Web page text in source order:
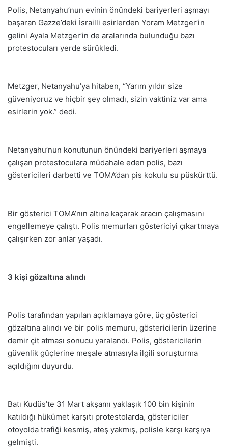
Polis, Netanyahu’nun evinin önündeki bariyerleri aşmayı
başaran Gazze’deki İsrailli esirlerden Yoram Metzger’in
gelini Ayala Metzger’in de aralarında bulunduğu bazı
protestocuları yerde sürükledi.
Metzger, Netanyahu’ya hitaben, “Yarım yıldır size
güveniyoruz ve hiçbir şey olmadı, sizin vaktiniz var ama
esirlerin yok.” dedi.
Netanyahu’nun konutunun önündeki bariyerleri aşmaya
çalışan protestoculara müdahale eden polis, bazı
göstericileri darbetti ve TOMA’dan pis kokulu su püskürttü.
Bir gösterici TOMA’nın altına kaçarak aracın çalışmasını
engellemeye çalıştı. Polis memurları göstericiyi çıkartmaya
çalışırken zor anlar yaşadı.
3 kişi gözaltına alındı
Polis tarafından yapılan açıklamaya göre, üç gösterici
gözaltına alındı ve bir polis memuru, göstericilerin üzerine
demir çit atması sonucu yaralandı. Polis, göstericilerin
güvenlik güçlerine meşale atmasıyla ilgili soruşturma
açıldığını duyurdu.
Batı Kudüs’te 31 Mart akşamı yaklaşık 100 bin kişinin
katıldığı hükümet karşıtı protestolarda, göstericiler
otoyolda trafiği kesmiş, ateş yakmış, polisle karşı karşıya
gelmişti.